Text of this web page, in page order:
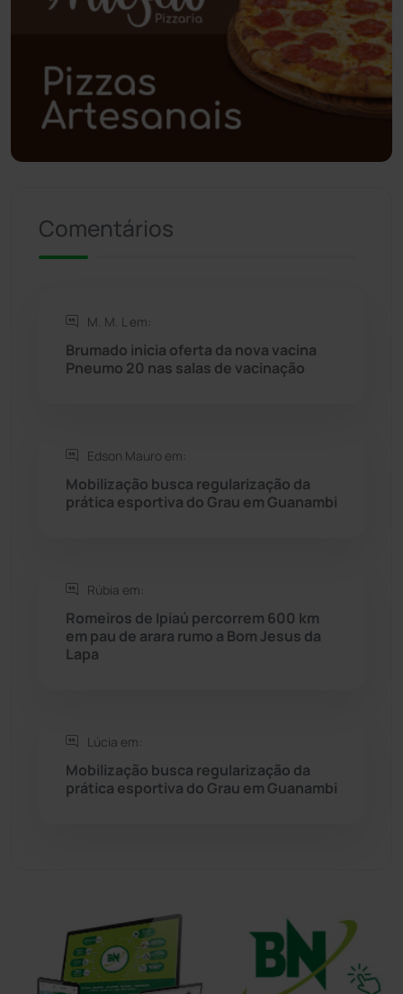
Polícia Civil (57)
Polícia Militar (27)
Política
Riacho de Santana
Rio do Antônio
Rio do Pires
Seabra
Sudoeste Baiano (1530)
Tecnologia
Comentários
M. M. L em:
Brumado inicia oferta da nova vacina
Pneumo 20 nas salas de vacinação
Edson Mauro em:
Mobilização busca regularização da
prática esportiva do Grau em Guanambi
Rúbia em:
Romeiros de Ipiaú percorrem 600 km
em pau de arara rumo a Bom Jesus da
Lapa
Lúcia em:
Mobilização busca regularização da
prática esportiva do Grau em Guanambi